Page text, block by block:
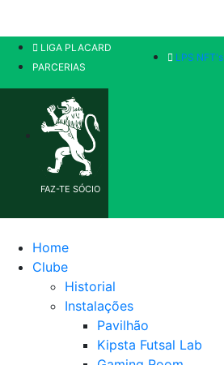
LIGA PLACARD
PARCERIAS
LPS NFT's
FAZ-TE SÓCIO
Home
Clube
Historial
Instalações
Pavilhão
Kipsta Futsal Lab